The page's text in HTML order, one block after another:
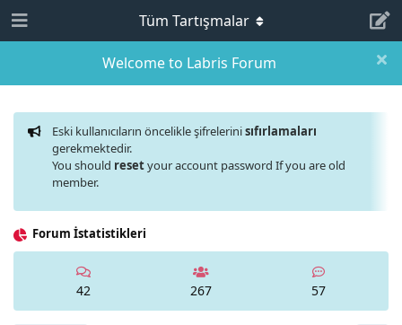
Welcome to Labris Forum
Eski kullanıcıların öncelikle şifrelerinisıfırlamaları
gerekmektedir.
You should resetyour account password If you are old
member.
Tüm Tartışmalar
Forum İstatistikleri
42 267 57